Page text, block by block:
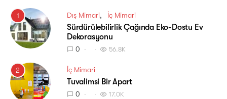
1 Dış Mimari İç Mimari
Sürdürülebilirlik Çağında Eko-Dostu Ev
Dekorasyonu
0 56.8K
2 İç Mimari
Tuvalimsi Bir Apart
0 17.0K